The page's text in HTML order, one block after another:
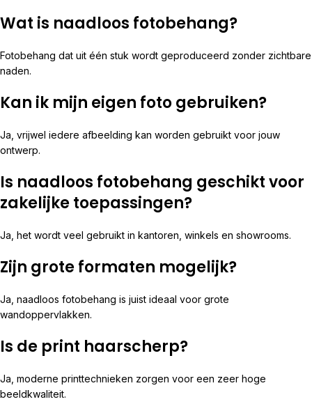
Wat is naadloos fotobehang?
Fotobehang dat uit één stuk wordt geproduceerd zonder zichtbare
naden.
Kan ik mijn eigen foto gebruiken?
Ja, vrijwel iedere afbeelding kan worden gebruikt voor jouw
ontwerp.
Is naadloos fotobehang geschikt voor
zakelijke toepassingen?
Ja, het wordt veel gebruikt in kantoren, winkels en showrooms.
Zijn grote formaten mogelijk?
Ja, naadloos fotobehang is juist ideaal voor grote
wandoppervlakken.
Is de print haarscherp?
Ja, moderne printtechnieken zorgen voor een zeer hoge
beeldkwaliteit.